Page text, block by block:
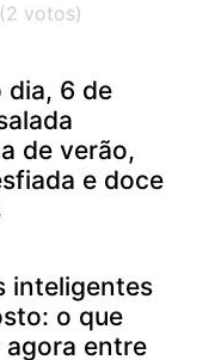
dia, 6 de
de verão,
e doce
inteligentes
o que
agora entre